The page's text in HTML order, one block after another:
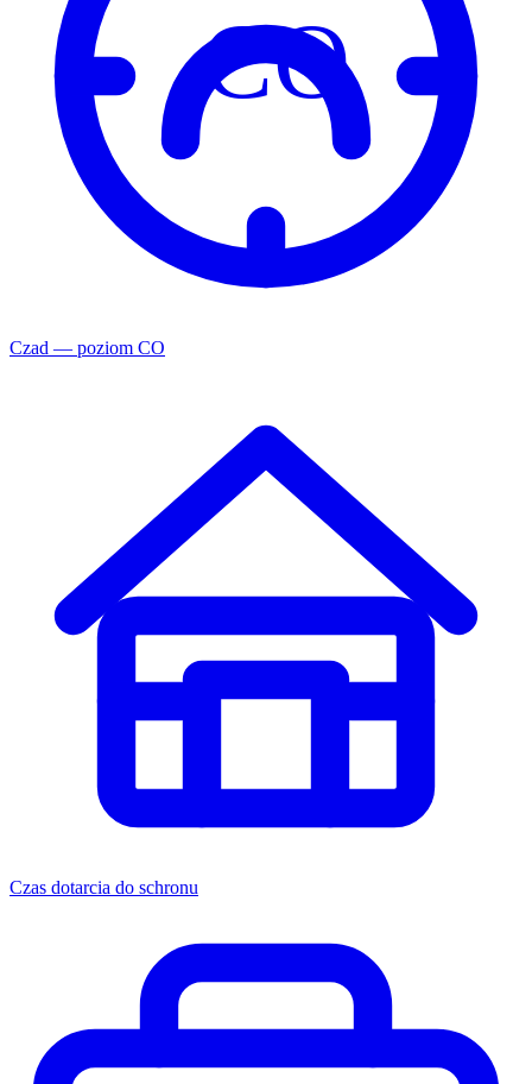
CO
Czad — poziom CO
Czas dotarcia do schronu